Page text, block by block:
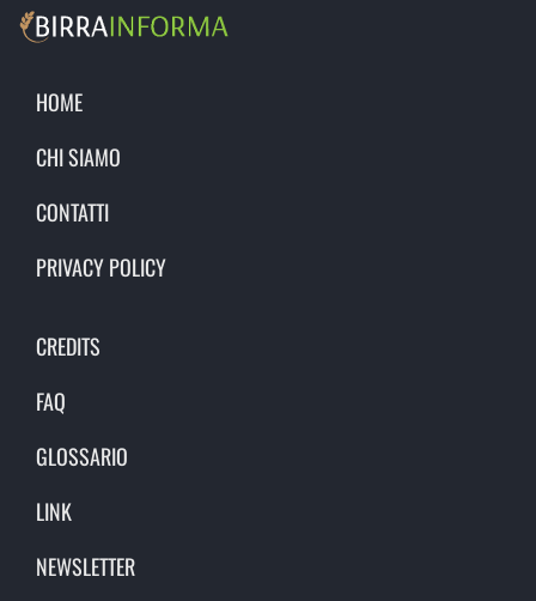
HOME
CHI SIAMO
CONTATTI
PRIVACY POLICY
CREDITS
FAQ
GLOSSARIO
LINK
NEWSLETTER